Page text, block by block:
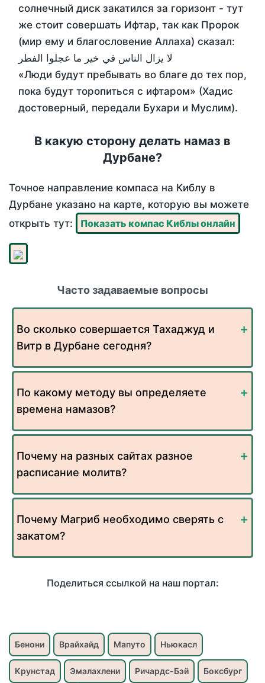
солнечный диск закатился за горизонт - тут
же стоит совершать Ифтар, так как Пророк
(мир ему и благословение Аллаха) сказал:
لا يزال الناس في خير ما عجلوا الفطر
«Люди будут пребывать во благе до тех пор,
пока будут торопиться с ифтаром» (Хадис
достоверный, передали Бухари и Муслим).
В какую сторону делать намаз в
Дурбане?
Точное направление компаса на Киблу в
Дурбане указано на карте, которую вы можете
открыть тут:
Показать компас Киблы онлайн
Часто задаваемые вопросы
Во сколько совершается Тахаджуд и
Витр в Дурбане сегодня?
По какому методу вы определяете
времена намазов?
Почему на разных сайтах разное
расписание молитв?
Почему Магриб необходимо сверять с
закатом?
Поделиться ссылкой на наш портал:
Бенони Врайхайд Мапуто Ньюкасл
Крунстад Эмалахлени Ричардс-Бэй Боксбург